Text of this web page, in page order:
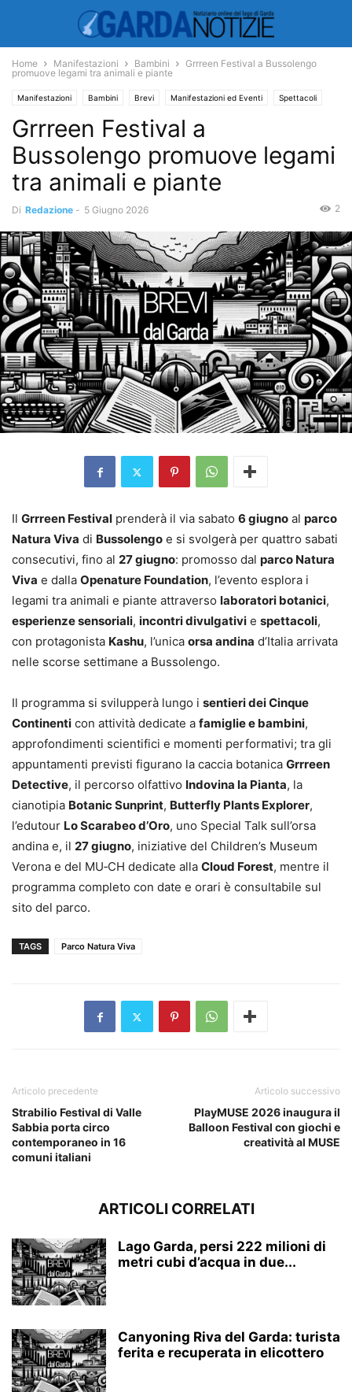
Home Manifestazioni Bambini
Grrreen Festival a Bussolengo
promuove legami tra animali e piante
Manifestazioni Bambini Brevi Manifestazioni ed Eventi Spettacoli
Grrreen Festival a
Bussolengo promuove legami
tra animali e piante
Di Redazione - 5 Giugno 2026 2
Il Grrreen Festival prenderà il via sabato 6 giugno al parco
Natura Viva di Bussolengo e si svolgerà per quattro sabati
consecutivi, fino al 27 giugno: promosso dal parco Natura
Viva e dalla Openature Foundation, l’evento esplora i
legami tra animali e piante attraverso laboratori botanici,
esperienze sensoriali, incontri divulgativi e spettacoli,
con protagonista Kashu, l’unica orsa andina d’Italia arrivata
nelle scorse settimane a Bussolengo.
Il programma si svilupperà lungo i sentieri dei Cinque
Continenti con attività dedicate a famiglie e bambini,
approfondimenti scientifici e momenti performativi; tra gli
appuntamenti previsti figurano la caccia botanica Grrreen
Detective, il percorso olfattivo Indovina la Pianta, la
cianotipia Botanic Sunprint, Butterfly Plants Explorer,
l’edutour Lo Scarabeo d’Oro, uno Special Talk sull’orsa
andina e, il 27 giugno, iniziative del Children’s Museum
Verona e del MU‑CH dedicate alla Cloud Forest, mentre il
programma completo con date e orari è consultabile sul
sito del parco.
TAGS Parco Natura Viva
Articolo precedente
Strabilio Festival di Valle
Sabbia porta circo
contemporaneo in 16
comuni italiani
Articolo successivo
PlayMUSE 2026 inaugura il
Balloon Festival con giochi e
creatività al MUSE
ARTICOLI CORRELATI
Lago Garda, persi 222 milioni di
metri cubi d’acqua in due...
Canyoning Riva del Garda: turista
ferita e recuperata in elicottero